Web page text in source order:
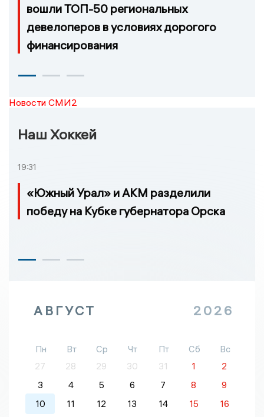
вошли ТОП-50 региональных
девелоперов в условиях дорогого
финансирования
Новости СМИ2
Наш Хоккей
19:31
«Южный Урал» и АКМ разделили
победу на Кубке губернатора Орска
АВГУСТ 2026
Пн Вт Ср Чт Пт Сб
Вс
27
28 29 30 31 1
2
3
4 5 6 7 8
9
10
11 12 13 14 15 16